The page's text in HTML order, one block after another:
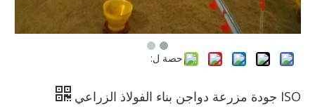
حصة ل:
ISO جودة مزرعة دواجن بناء الفولاذ الزراعي